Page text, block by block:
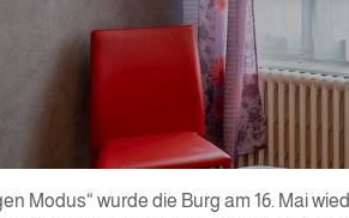
Modus“ wurde die Burg am 16. Mai